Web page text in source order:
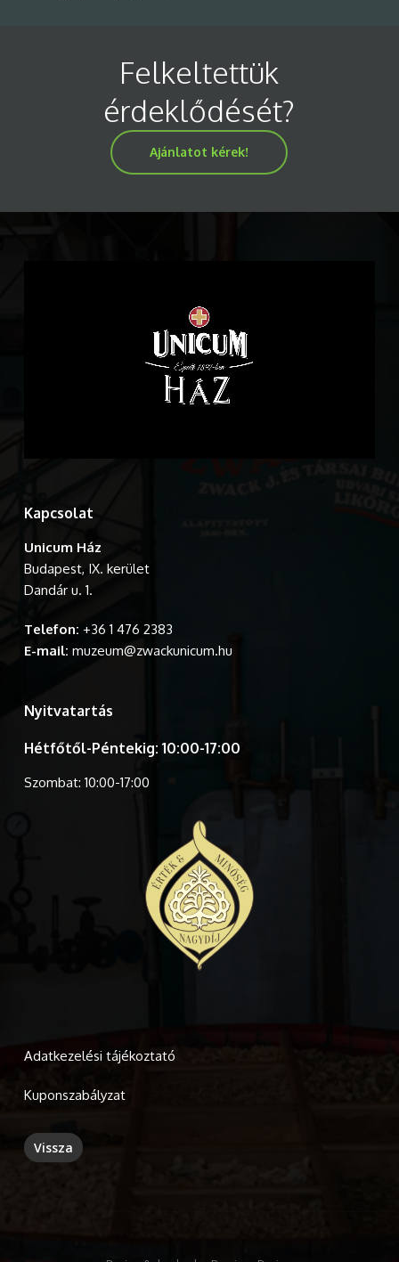
Felkeltettük
érdeklődését?
Ajánlatot kérek!
Kapcsolat
Unicum Ház
Budapest, IX. kerület
Dandár u. 1.
Telefon: +36 1 476 2383
E-mail: muzeum@zwackunicum.hu
Nyitvatartás
Hétfőtől-Péntekig: 10:00-17:00
Szombat: 10:00-17:00
Adatkezelési tájékoztató
Kuponszabályzat